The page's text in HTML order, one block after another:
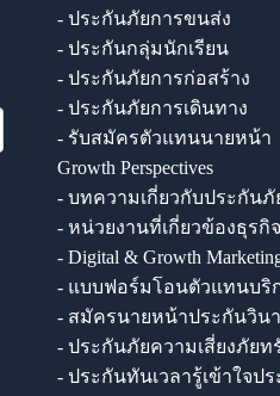
- ประกันภัยการขนส่ง
- ประกันกลุ่มนักเรียน
- ประกันภัยการก่อสร้าง
- ประกันภัยการเดินทาง
- รับสมัครตัวแทนนายหน้า
Growth Perspectives
- บทความเกี่ยวกับประกันภั
- หน่วยงานที่เกี่ยวข้องธุรกิ
- Digital & Growth
- แบบฟอร์มโอนตัวแทนบริ
- สมัครนายหน้าประกันวิน
- ประกันภัยความเสี่ยงภัยท
- ประกันทันเวลารู้เข้าใจป